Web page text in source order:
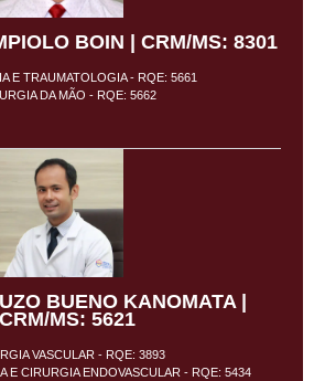
BOIN | CRM/MS: 8301
E TRAUMATOLOGIA - RQE: 5661
DA MÃO - RQE: 5662
BUENO KANOMATA |
CRM/MS: 5621
VASCULAR - RQE: 3893
E CIRURGIA ENDOVASCULAR - RQE: 5434